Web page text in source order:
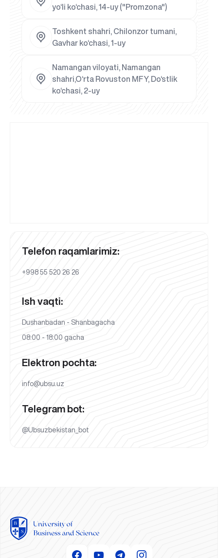
yo‘li ko‘chasi, 14-uy ("Promzona")
Toshkent shahri, Chilonzor tumani,
Gavhar ko‘chasi, 1-uy
Namangan viloyati, Namangan
shahri,O‘rta Rovuston MFY, Do‘stlik
ko‘chasi, 2-uy
Telefon raqamlarimiz:
+998 55 520 26 26
Ish vaqti:
Dushanbadan - Shanbagacha
08:00 - 18:00 gacha
Elektron pochta:
info@ubsu.uz
Telegram bot:
@Ubsuzbekistan_bot